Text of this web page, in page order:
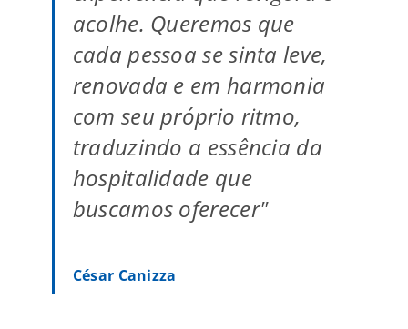
acolhe. Queremos que
cada pessoa se sinta leve,
renovada e em harmonia
com seu próprio ritmo,
traduzindo a essência da
hospitalidade que
buscamos oferecer"
César Canizza